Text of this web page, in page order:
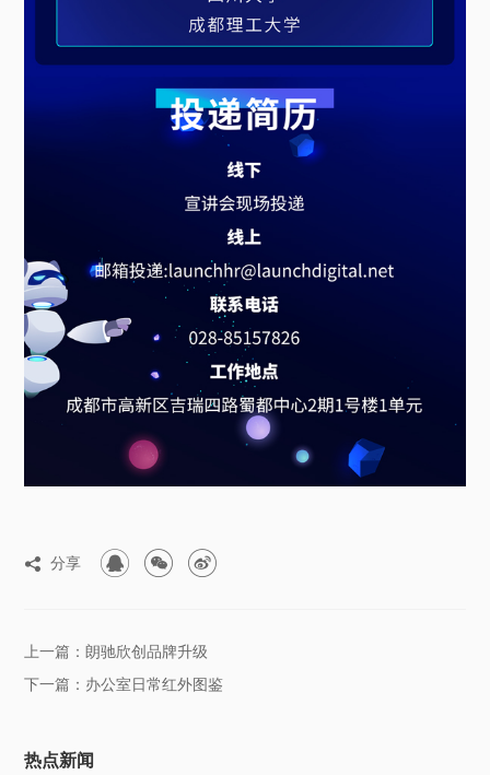
 分享   
上一篇：朗驰欣创品牌升级
下一篇：办公室日常红外图鉴
热点新闻